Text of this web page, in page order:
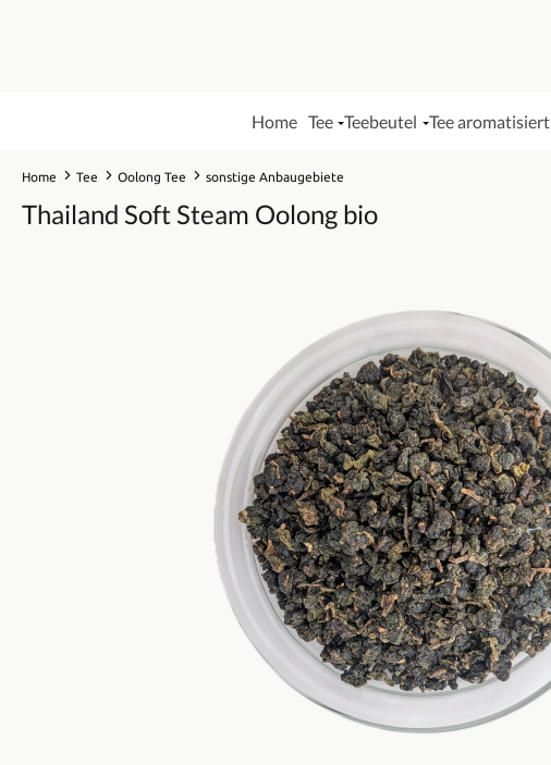
Home Tee Teebeutel Tee aromatisiert
Home Tee Oolong Tee sonstige Anbaugebiete
Thailand Soft Steam Oolong bio